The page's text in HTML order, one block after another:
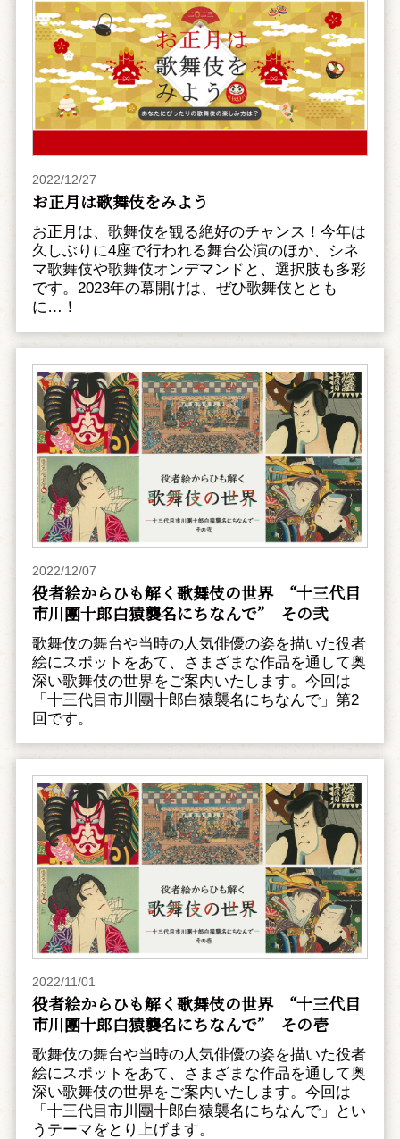
2022/12/27
お正月は歌舞伎をみよう
お正月は、歌舞伎を観る絶好のチャンス！今年は
久しぶりに4座で行われる舞台公演のほか、シネ
マ歌舞伎や歌舞伎オンデマンドと、選択肢も多彩
です。2023年の幕開けは、ぜひ歌舞伎ととも
に…！
2022/12/07
役者絵からひも解く歌舞伎の世界 “十三代目
市川團十郎白猿襲名にちなんで” その弐
歌舞伎の舞台や当時の人気俳優の姿を描いた役者
絵にスポットをあて、さまざまな作品を通して奥
深い歌舞伎の世界をご案内いたします。今回は
「十三代目市川團十郎白猿襲名にちなんで」第2
回です。
2022/11/01
役者絵からひも解く歌舞伎の世界 “十三代目
市川團十郎白猿襲名にちなんで” その壱
歌舞伎の舞台や当時の人気俳優の姿を描いた役者
絵にスポットをあて、さまざまな作品を通して奥
深い歌舞伎の世界をご案内いたします。今回は
「十三代目市川團十郎白猿襲名にちなんで」とい
うテーマをとり上げます。